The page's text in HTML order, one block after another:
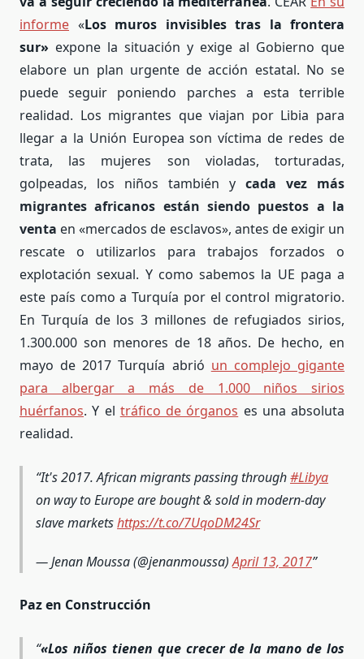
informe «Los muros invisibles tras la frontera
sur» expone la situación y exige al Gobierno que
elabore un plan urgente de acción estatal. No se
puede seguir poniendo parches a esta terrible
realidad. Los migrantes que viajan por Libia para
llegar a la Unión Europea son víctima de redes de
trata, las mujeres son violadas, torturadas,
golpeadas, los niños también y cada vez más
migrantes africanos están siendo puestos a la
venta en «mercados de esclavos», antes de exigir un
rescate o utilizarlos para trabajos forzados o
explotación sexual. Y como sabemos la UE paga a
este país como a Turquía por el control migratorio.
En Turquía de los 3 millones de refugiados sirios,
1.300.000 son menores de 18 años. De hecho, en
mayo de 2017 Turquía abrió un complejo gigante
para albergar a más de 1.000 niños sirios
huérfanos. Y el tráfico de órganos es una absoluta
realidad.
It's 2017. African migrants passing through#Libya
on way to Europe are bought & sold in modern-day
slave marketshttps://t.co/7UqoDM24Sr
— Jenan Moussa (@jenanmoussa)April 13, 2017
Paz en Construcción
«Los niños tienen que crecer de la mano de los